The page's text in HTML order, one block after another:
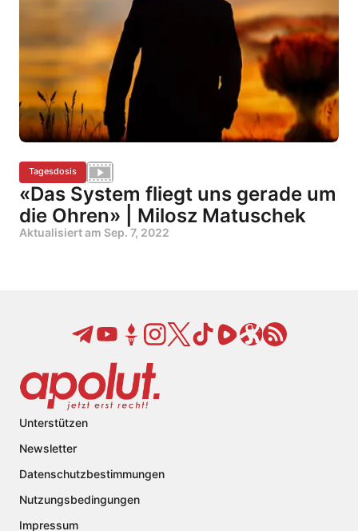
Tagesdosis
«Das System fliegt uns gerade um
die Ohren» | Milosz Matuschek
Aktualisiert am Sep. 7, 2022
Unterstützen
Newsletter
Datenschutzbestimmungen
Nutzungsbedingungen
Impressum